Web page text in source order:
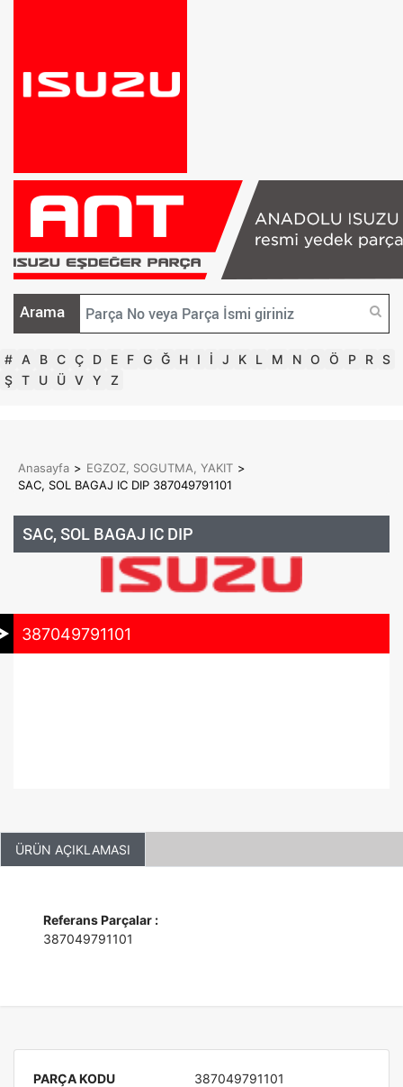
Arama
# A B C Ç D E F G Ğ H I İ J K L M N O Ö P R S
Ş T U Ü V Y Z
Anasayfa > EGZOZ, SOGUTMA, YAKIT >
SAC, SOL BAGAJ IC DIP 387049791101
SAC, SOL BAGAJ IC DIP
387049791101
ÜRÜN AÇIKLAMASI
Referans Parçalar :
387049791101
PARÇA KODU
387049791101